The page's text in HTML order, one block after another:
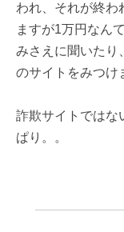
われ、それが終わ
ますが1万円なん
みさえに聞いたり
のサイトをみつけ
詐欺サイトではな
ぱり。。